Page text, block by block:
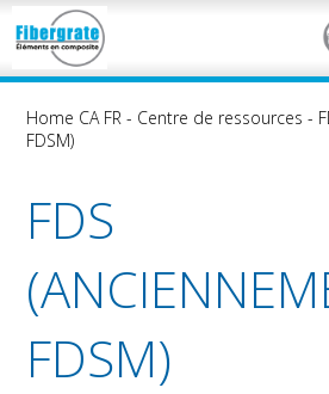
Home CA FR - Centre de ressources -
FDSM)
FDS
FDSM)